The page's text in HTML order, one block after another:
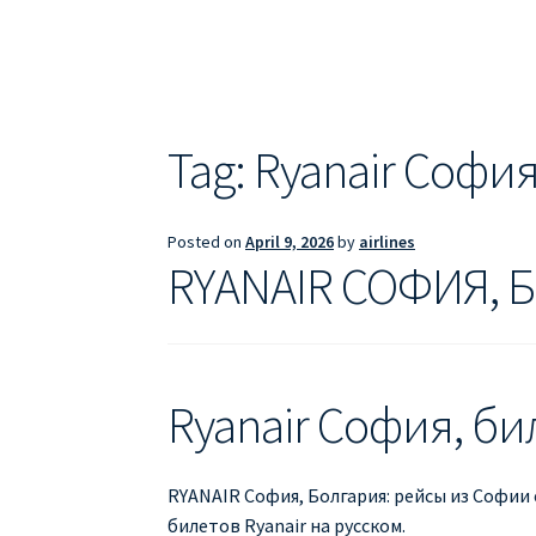
Информация по бронированию билетов
ПРАВИЛА РЕГИСТРАЦИИПРИЛОЖЕНИЕ
Tag: Ryanair
Posted onApril 9, 2026by airlines
RYANAIR СОФИЯ,
Ryanair София,
RYANAIR София, Болгария: рейсы из
билетов Ryanair на русском.